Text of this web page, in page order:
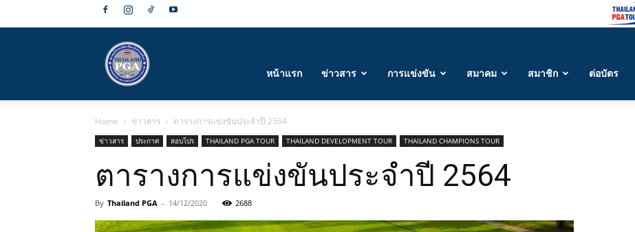
กีฬา
กอล์ฟ
หน้าแรก ข่าวสาร การแข่งขัน สมาคม สมาชิก ต่อบัตร
Home ข่าวสาร ตารางการแข่งขันประจำปี 2564
ข่าวสาร ประกาศ สอบโปร THAILAND PGA TOUR THAILAND DEVELOPMENT TOUR THAILAND CHAMPIONS TOUR
ตารางการแข่งขันประจำปี 2564
By Thailand PGA - 14/12/2020 2688